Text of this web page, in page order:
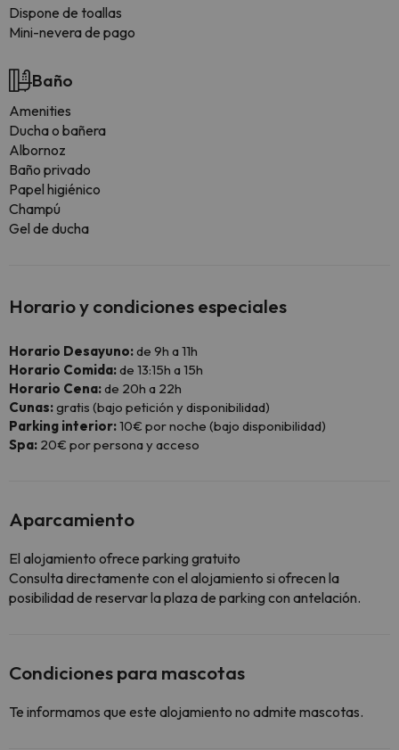
Dispone de toallas
Mini-nevera de pago
Baño
Amenities
Ducha o bañera
Albornoz
Baño privado
Papel higiénico
Champú
Gel de ducha
Horario y condiciones especiales
Horario Desayuno:de 9h a 11h
Horario Comida:de 13:15h a 15h
Horario Cena:de 20h a 22h
Cunas:gratis (bajo petición y disponibilidad)
Parking interior:10€ por noche (bajo disponibilidad)
Spa: 20€ por persona y acceso
Aparcamiento
El alojamiento ofrece parking gratuito
Consulta directamente con el alojamiento si ofrecen la
posibilidad de reservar la plaza de parking con antelación.
Condiciones para mascotas
Te informamos que este alojamiento no admite mascotas.